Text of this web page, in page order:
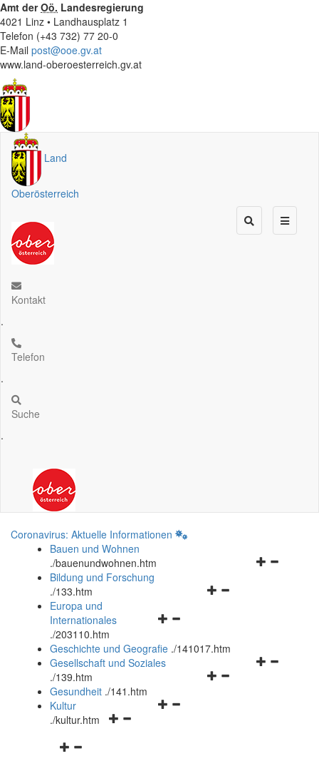
Amt derOö. Landesregierung
4021 Linz • Landhausplatz 1
Telefon (+43 732) 77 20-0
E-Mail post@ooe.gv.at
www.land-oberoesterreich.gv.at
Land
Oberösterreich
Kontakt
.
Telefon
.
Suche
.
Coronavirus: Aktuelle Informationen
Bauen und Wohnen
./bauenundwohnen.htm
Navigationsmenü
Bildung und Forschung
./133.htm
Navigationsmenü
und
schließen
Europa und
Internationales
./203110.htm
Geschichte und Geografie ./141017.htm
Navigationsmenü
Gesellschaft und Soziales
./139.htm
Navigationsmenü
Gesundheit ./141.htm
Navigationsmenü
Kultur
./kultur.htm
Navigationsmenü